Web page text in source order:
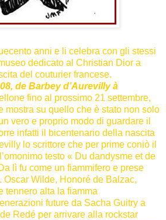
anni e li celebra con gli stessi
dedicato al Christian Dior a
del couturier francese.
de Barbey d’Aurevilly à
fino al prossimo 21 settembre,
mostra su quello che è stato non solo
vero e proprio modo di guardare il
infatti il bicentenario della nascita
lo scrittore che per prime coniò il
testo « Du dandysme et de
lì fu come un fiammifero e prese
Oscar Wilde, Honoré de Balzac,
tennero alta la fiamma
future da Sacha Guitry a
Redé per arrivare alla rockstar